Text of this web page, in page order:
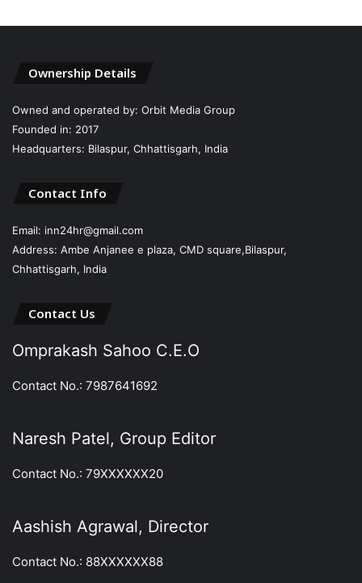
Ownership Details
Owned and operated by: Orbit Media Group
Founded in: 2017
Headquarters: Bilaspur, Chhattisgarh, India
Contact Info
Email: inn24hr@gmail.com
Address: Ambe Anjanee e plaza, CMD square,Bilaspur,
Chhattisgarh, India
Contact Us
Omprakash Sahoo C.E.O
Contact No.: 7987641692
Naresh Patel, Group Editor
Contact No.: 79XXXXXX20
Aashish Agrawal, Director
Contact No.: 88XXXXXX88